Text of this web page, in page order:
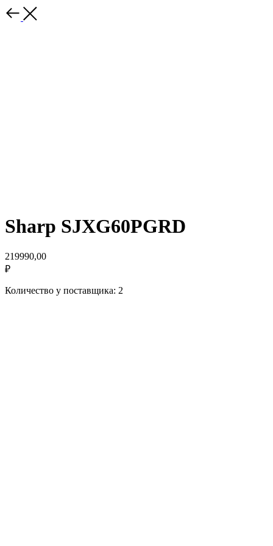
Sharp SJXG60PGRD
219990,00
₽
Количество у поставщика: 2